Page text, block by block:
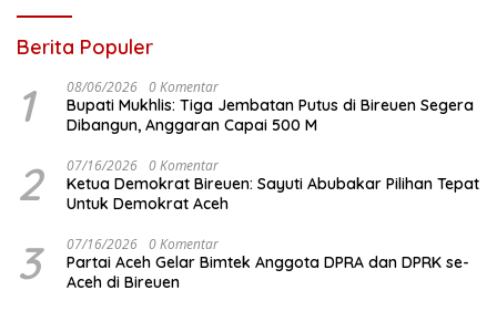
Berita Populer
1 08/06/2026 0 Komentar
Bupati Mukhlis: Tiga Jembatan Putus di Bireuen Segera
Dibangun, Anggaran Capai 500 M
2 07/16/2026 0 Komentar
Ketua Demokrat Bireuen: Sayuti Abubakar Pilihan Tepat
Untuk Demokrat Aceh
3 07/16/2026 0 Komentar
Partai Aceh Gelar Bimtek Anggota DPRA dan DPRK se-
Aceh di Bireuen